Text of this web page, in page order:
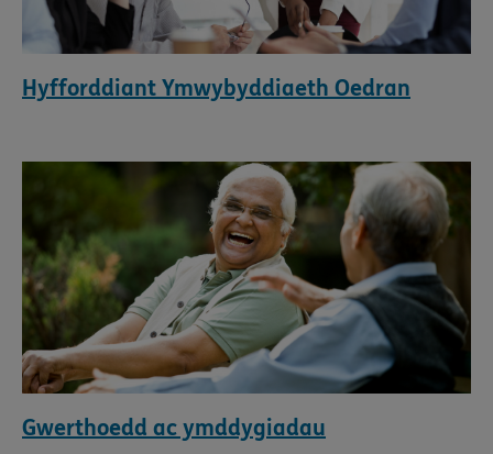
Hyfforddiant Ymwybyddiaeth Oedran
Gwerthoedd ac ymddygiadau